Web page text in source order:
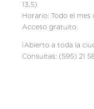
13,5)
Horario: Todo el
Acceso gratuito.
¡Abierto a toda la
Consultas: (595) 21